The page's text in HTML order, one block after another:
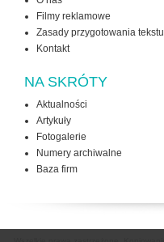
Filmy reklamowe
Zasady przygotowania tekstu
Kontakt
NA SKRÓTY
Aktualności
Artykuły
Fotogalerie
Numery archiwalne
Baza firm